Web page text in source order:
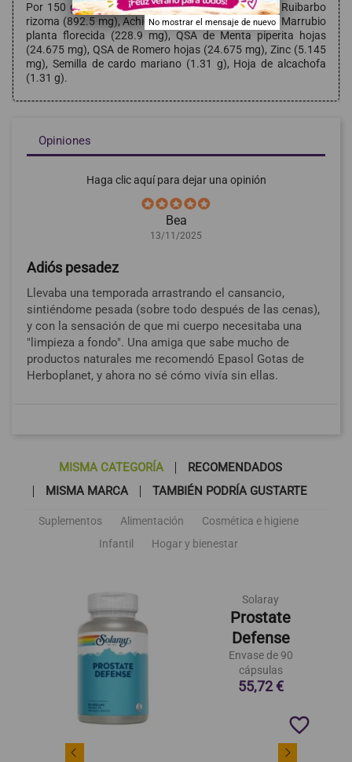
Por 150 gotas: Raíz de diente de león (892.5 mg), Ruibarbo
rizoma (892.5 mg), Achicoria hojas y raíz (525 mg), Marrubio
planta florecida (228.9 mg), QSA de Menta piperita hojas
(24.675 mg), QSA de Romero hojas (24.675 mg), Zinc (5.145
mg), Semilla de cardo mariano (1.31 g), Hoja de alcachofa
(1.31 g).
Opiniones
Haga clic aquí para dejar una opinión
Bea
13/11/2025
Adiós pesadez
Llevaba una temporada arrastrando el cansancio,
sintiéndome pesada (sobre todo después de las cenas),
y con la sensación de que mi cuerpo necesitaba una
"limpieza a fondo". Una amiga que sabe mucho de
productos naturales me recomendó Epasol Gotas de
Herboplanet, y ahora no sé cómo vivía sin ellas.
MISMA CATEGORÍA
RECOMENDADOS
MISMA MARCA
TAMBIÉN PODRÍA GUSTARTE
Suplementos Alimentación
Cosmética e higiene
Infantil
Hogar y bienestar
Solaray
Prostate
Defense
Envase de 90
cápsulas
55,72 €
favorite_border
No mostrar el mensaje de nuevo